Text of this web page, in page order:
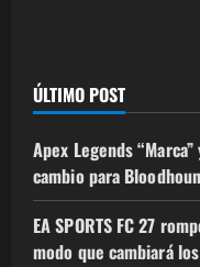
ÚLTIMO POST
Apex Legends
cambio para
EA SPORTS FC 27
modo que cambiará